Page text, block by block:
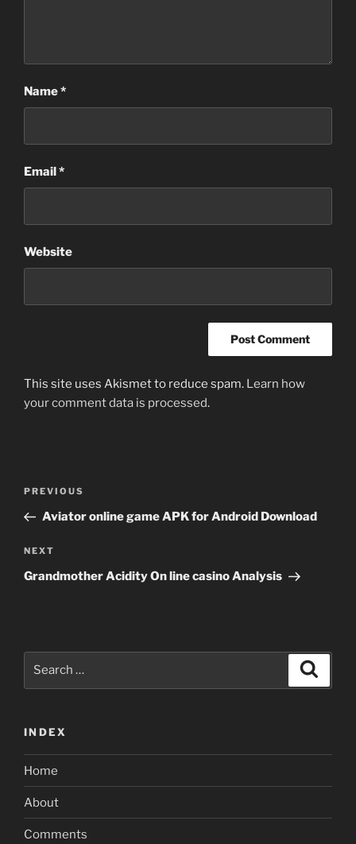
Name*
Email *
Website
This site uses Akismet to reduce spam. Learn how
your comment data is processed.
Previous
Post
PREVIOUS
Aviator online game APK for Android Download
Next
Post
NEXT
Grandmother Acidity On line casino Analysis
INDEX
Home
About
Comments